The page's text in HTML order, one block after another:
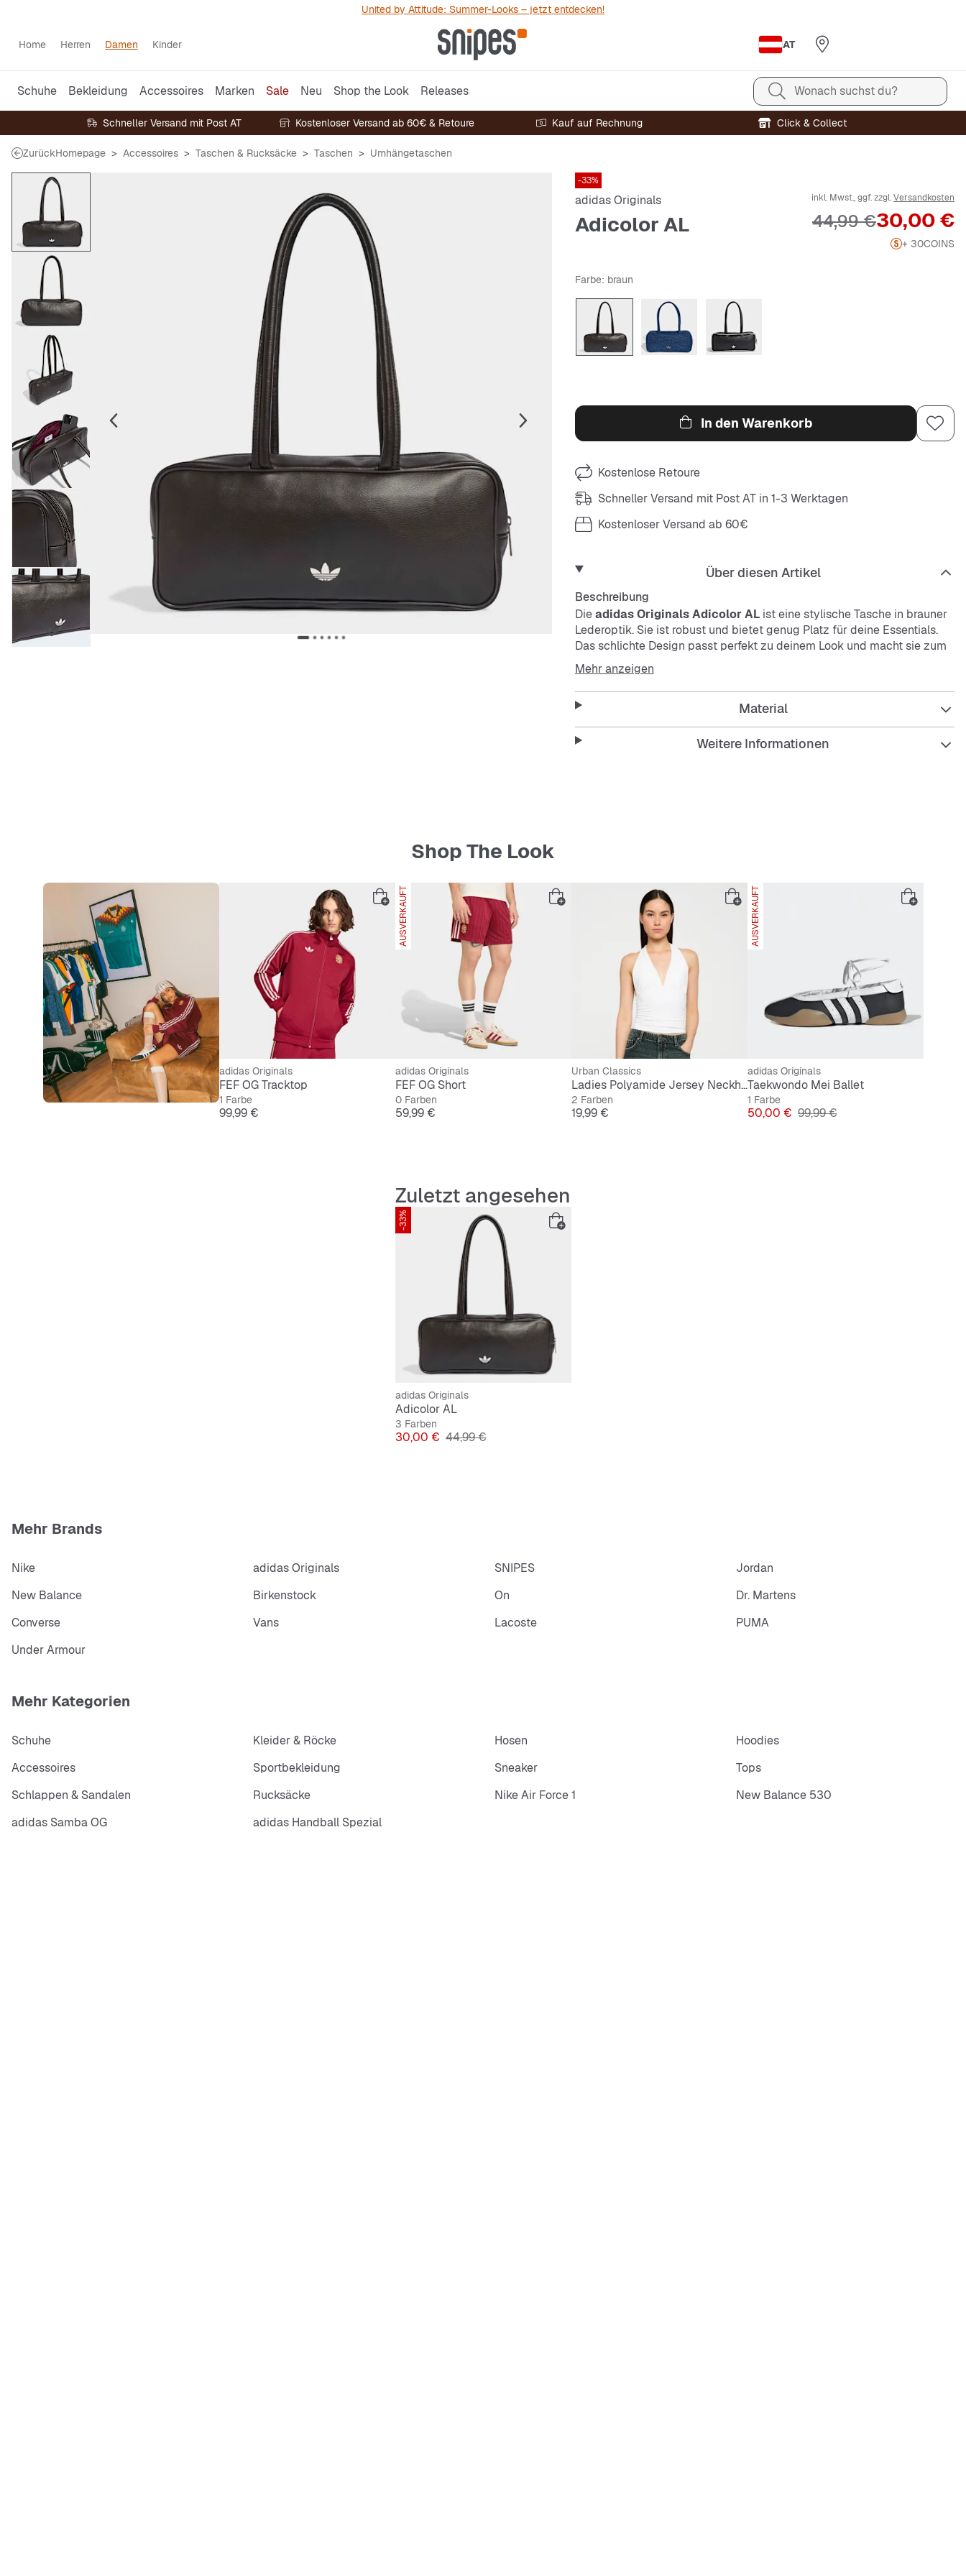
United by Attitude: Summer-Looks – jetzt entdecken!
Home Herren Damen Kinder AT
Schuhe Bekleidung Accessoires Marken Sale Neu Shop the Look Releases Wonach suchst du?
Schneller Versand mit Post AT Kostenloser Versand ab 60€ & Retoure Kauf auf Rechnung Click & Collect
ZurückHomepage Accessoires Taschen & Rucksäcke Taschen Umhängetaschen
-33%
adidas Originals
Adicolor AL
inkl. Mwst., ggf. zzgl.Versandkosten
Preis
30,00 €
Originalpreis
44,99 €
+ 30COINS
Farbe: braun
In den Warenkorb
Kostenlose Retoure
Schneller Versand mit Post AT in 1-3 Werktagen
Kostenloser Versand ab 60€
Über diesen Artikel
Beschreibung
Dieadidas Originals Adicolor AL ist eine stylische Tasche in brauner
Lederoptik. Sie ist robust und bietet genug Platz für deine Essentials.
Das schlichte Design passt perfekt zu deinem Look und macht sie zum
idealen Begleiter im Alltag.
Features:
Kompakte, rechteckige Form
Mehr anzeigen
Material
Weitere Informationen
Shop The Look
adidas Originals
FEF OG Tracktop
1 Farbe
Preis
99,99 €
AUSVERKAUFT
adidas Originals
FEF OG Short
0 Farben
Preis
59,99 €
Urban Classics
Ladies Polyamide Jersey Neckholder Top
2 Farben
Preis
19,99 €
AUSVERKAUFT
adidas Originals
Taekwondo Mei Ballet
1 Farbe
Preis
50,00 € Originalpreis
99,99 €
Zuletzt angesehen
-33%
adidas Originals
Adicolor AL
3 Farben
Preis
30,00 € Originalpreis
44,99 €
Mehr Brands
Nike adidas Originals SNIPES
Jordan
New Balance
Birkenstock On
Dr. Martens
Converse
Vans Lacoste
PUMA
Under Armour
Mehr Kategorien
Schuhe Kleider & Röcke Hosen
Hoodies
Accessoires
Sportbekleidung Sneaker
Tops
Schlappen & Sandalen
Rucksäcke Nike Air Force 1
New Balance 530
adidas Samba OG
adidas Handball Spezial